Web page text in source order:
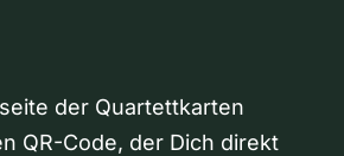
der Quartettkarten
QR-Code, der Dich direkt